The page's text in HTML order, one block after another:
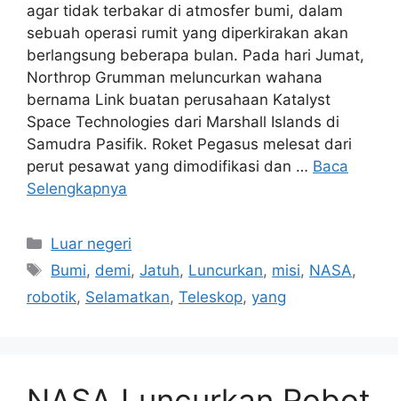
agar tidak terbakar di atmosfer bumi, dalam
sebuah operasi rumit yang diperkirakan akan
berlangsung beberapa bulan. Pada hari Jumat,
Northrop Grumman meluncurkan wahana
bernama Link buatan perusahaan Katalyst
Space Technologies dari Marshall Islands di
Samudra Pasifik. Roket Pegasus melesat dari
perut pesawat yang dimodifikasi dan … Baca
Selengkapnya
Kategori
Luar negeri
Tag
Bumi, demi,Jatuh, Luncurkan, misi, NASA,
robotik, Selamatkan, Teleskop, yang